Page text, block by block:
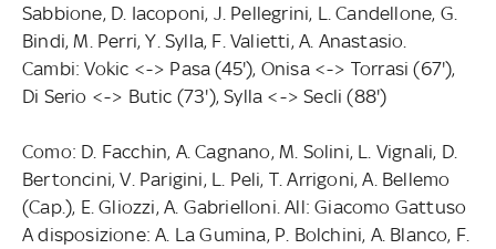
Sabbione, D. Iacoponi, J. Pellegrini, L. Candellone, G.
Bindi, M. Perri, Y. Sylla, F. Valietti, A. Anastasio.
Cambi: Vokic <-> Pasa (45'), Onisa <-> Torrasi (67'),
Di Serio <-> Butic (73'), Sylla <-> Secli (88')
Como: D. Facchin, A. Cagnano, M. Solini, L. Vignali, D.
Bertoncini, V. Parigini, L. Peli, T. Arrigoni, A. Bellemo
(Cap.), E. Gliozzi, A. Gabrielloni. All: Giacomo Gattuso
A disposizione: A. La Gumina, P. Bolchini, A. Blanco, F.